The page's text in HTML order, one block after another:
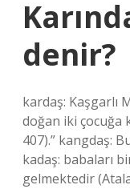
denir?
kardaş: Kaşgarlı
doğan iki çocuğa
407).” kangdaş:
kadaş: babaları
gelmektedir